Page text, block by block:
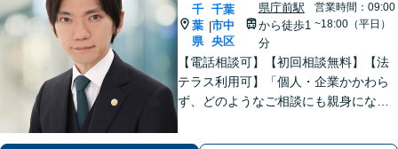
千
葉
県
|
千葉
市中
央区
県庁前駅
から徒歩1
分
営業時間：09:00
~18:00（平日）
【電話相談可】【初回相談無料】【法
テラス利用可】「個人・企業かかわら
ず、どのようなご相談にも親身になっ